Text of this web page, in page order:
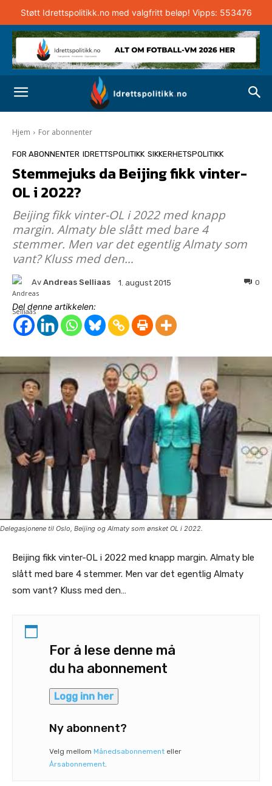
Støtt Idrettspolitikk.no med valgfritt beløp! Vipps: 553476
Hjem For abonnenter
FOR ABONNENTER IDRETTSPOLITIKK SIKKERHETSPOLITIKK
Stemmejuks da Beijing fikk vinter-
OL i 2022?
Beijing fikk vinter-OL i 2022 med knapp
margin. Almaty ble slått med bare 4
stemmer. Men var det egentlig Almaty som
vant? Kluss med den…
Av Andreas Selliaas 1. august 2015 0
Del denne artikkelen:
Delegasjonene til Oslo, Beijing og Almaty som ønsket OL i 2022.
Beijing fikk vinter-OL i 2022 med knapp margin. Almaty ble
slått med bare 4 stemmer. Men var det egentlig Almaty
som vant? Kluss med den…
For å lese denne må
du ha abonnement
Logg inn her
Ny abonnent?
Velg mellom Månedsabonnement eller
Årsabonnement